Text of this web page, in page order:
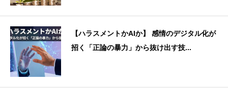
【ハラスメントかAIか】 感情のデジタル化が
招く「正論の暴力」から抜け出す技...